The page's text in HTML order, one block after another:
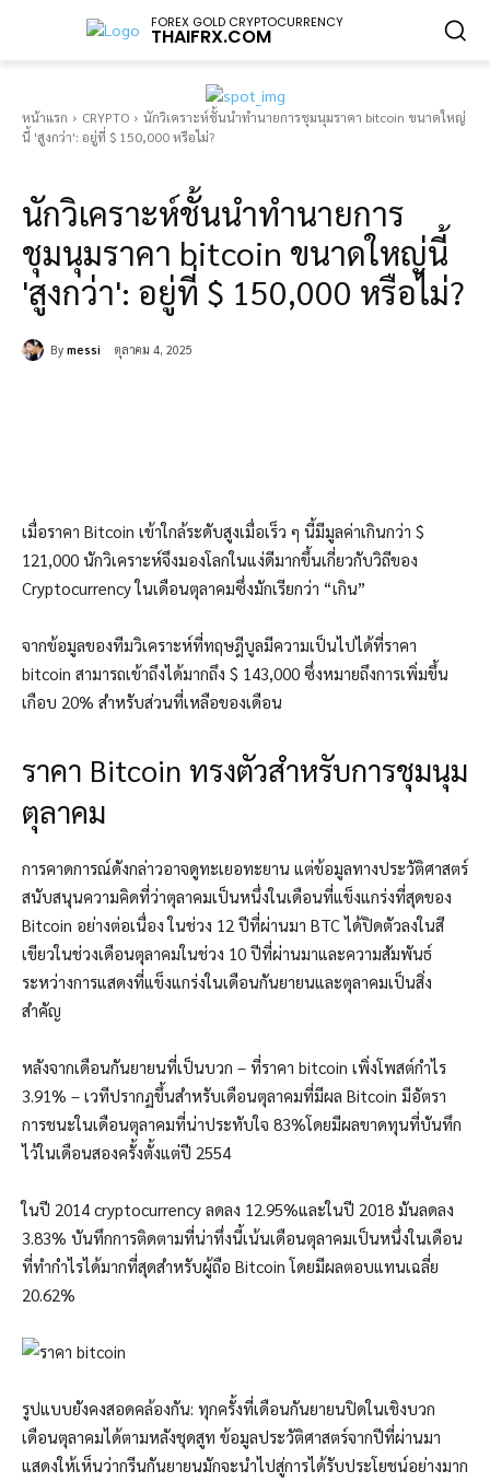
FOREX GOLD CRYPTOCURRENCY
THAIFRX.COM
หน้าแรก CRYPTO
นักวิเคราะห์ชั้นนำทำนายการชุมนุมราคา bitcoin ขนาดใหญ่
นี้ 'สูงกว่า': อยู่ที่ $ 150,000 หรือไม่?
นักวิเคราะห์ชั้นนำทำนายการ
ชุมนุมราคา bitcoin ขนาดใหญ่นี้
'สูงกว่า': อยู่ที่ $ 150,000 หรือไม่?
By messi ตุลาคม 4, 2025
เมื่อราคา Bitcoin เข้าใกล้ระดับสูงเมื่อเร็ว ๆ นี้มีมูลค่าเกินกว่า $
121,000 นักวิเคราะห์จึงมองโลกในแง่ดีมากขึ้นเกี่ยวกับวิถีของ
Cryptocurrency ในเดือนตุลาคมซึ่งมักเรียกว่า “เกิน”
จากข้อมูลของทีมวิเคราะห์ที่ทฤษฎีบูลมีความเป็นไปได้ที่ราคา
bitcoin สามารถเข้าถึงได้มากถึง $ 143,000 ซึ่งหมายถึงการเพิ่มขึ้น
เกือบ 20% สำหรับส่วนที่เหลือของเดือน
ราคา Bitcoin ทรงตัวสำหรับการชุมนุม
ตุลาคม
การคาดการณ์ดังกล่าวอาจดูทะเยอทะยาน แต่ข้อมูลทางประวัติศาสตร์
สนับสนุนความคิดที่ว่าตุลาคมเป็นหนึ่งในเดือนที่แข็งแกร่งที่สุดของ
Bitcoin อย่างต่อเนื่อง ในช่วง 12 ปีที่ผ่านมา BTC ได้ปิดตัวลงในสี
เขียวในช่วงเดือนตุลาคมในช่วง 10 ปีที่ผ่านมาและความสัมพันธ์
ระหว่างการแสดงที่แข็งแกร่งในเดือนกันยายนและตุลาคมเป็นสิ่ง
สำคัญ
หลังจากเดือนกันยายนที่เป็นบวก – ที่ราคา bitcoin เพิ่งโพสต์กำไร
3.91% – เวทีปรากฏขึ้นสำหรับเดือนตุลาคมที่มีผล Bitcoin มีอัตรา
การชนะในเดือนตุลาคมที่น่าประทับใจ 83%โดยมีผลขาดทุนที่บันทึก
ไว้ในเดือนสองครั้งตั้งแต่ปี 2554
ในปี 2014 cryptocurrency ลดลง 12.95%และในปี 2018 มันลดลง
3.83% บันทึกการติดตามที่น่าทึ่งนี้เน้นเดือนตุลาคมเป็นหนึ่งในเดือน
ที่ทำกำไรได้มากที่สุดสำหรับผู้ถือ Bitcoin โดยมีผลตอบแทนเฉลี่ย
20.62%
รูปแบบยังคงสอดคล้องกัน: ทุกครั้งที่เดือนกันยายนปิดในเชิงบวก
เดือนตุลาคมได้ตามหลังชุดสูท ข้อมูลประวัติศาสตร์จากปีที่ผ่านมา
แสดงให้เห็นว่ากรีนกันยายนมักจะนำไปสู่การได้รับประโยชน์อย่างมาก